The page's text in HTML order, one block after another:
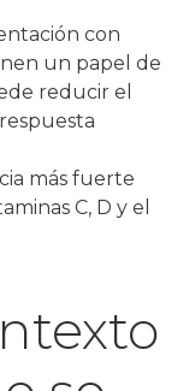
con
un papel de
reducir el
más fuerte
C, D y el